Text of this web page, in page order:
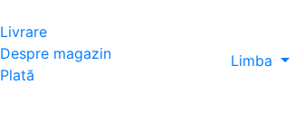
Livrare
Despre magazin
Plată
Limba